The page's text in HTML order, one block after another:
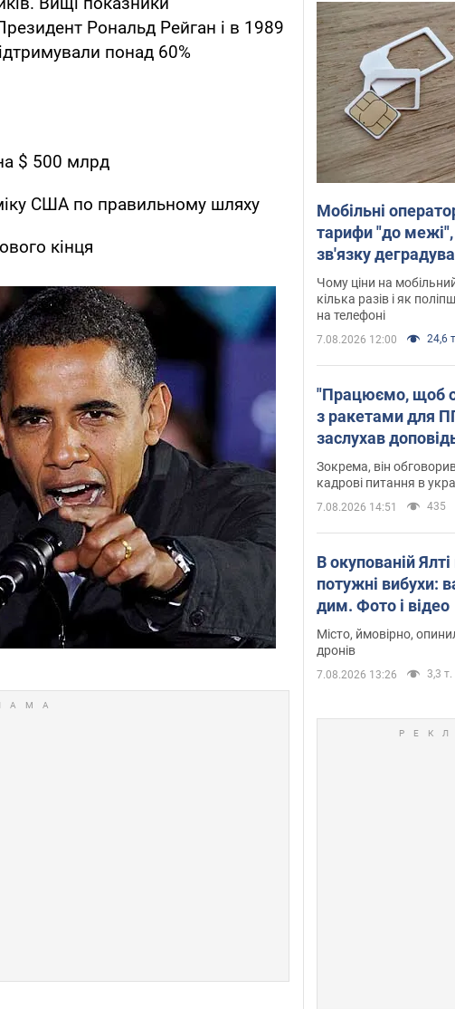
Рональд Рейган і в 1989
понад 60%
$ 500 млрд
США по правильному шляху
кінця
Мобільні
тарифи "до межі",
зв'язку
скаржитись на
Чому ціни на
кілька разів і як
на телефоні
7.08.2026 12:00 24,6
"Працюємо, щоб
з ракетами для
заслухав
анонсував нові
Зокрема, він
кадрові питання в
7.08.2026 14:51 435
В окупованій
потужні вибухи:
дим. Фото і відео
Місто, ймовірно,
дронів
7.08.2026 13:26 3,3 т.